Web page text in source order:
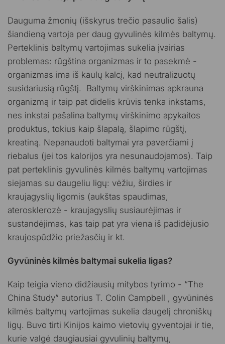
Dauguma žmonių (išskyrus trečio pasaulio šalis)
šiandieną vartoja per daug gyvulinės kilmės baltymų.
Perteklinis baltymų vartojimas sukelia įvairias
problemas: rūgština organizmas ir to pasekmė -
organizmas ima iš kaulų kalcį, kad neutralizuotų
susidariusią rūgštį. Baltymų virškinimas apkrauna
organizmą ir taip pat didelis krūvis tenka inkstams,
nes inkstai pašalina baltymų virškinimo apykaitos
produktus, tokius kaip šlapalą, šlapimo rūgštį,
kreatiną. Nepanaudoti baltymai yra paverčiami į
riebalus (jei tos kalorijos yra nesunaudojamos). Taip
pat perteklinis gyvulinės kilmės baltymų vartojimas
siejamas su daugeliu ligų: vėžiu, širdies ir
kraujagyslių ligomis (aukštas spaudimas,
aterosklerozė - kraujagyslių susiaurėjimas ir
sustandėjimas, kas taip pat yra viena iš padidėjusio
kraujospūdžio priežasčių ir kt.
Gyvūninės kilmės baltymai sukelia ligas?
Kaip teigia vieno didžiausių mitybos tyrimo - “The
China Study” autorius T. Colin Campbell , gyvūninės
kilmės baltymų vartojimas sukelia daugelį chroniškų
ligų. Buvo tirti Kinijos kaimo vietovių gyventojai ir tie,
kurie valgė daugiausiai gyvulinių baltymų,